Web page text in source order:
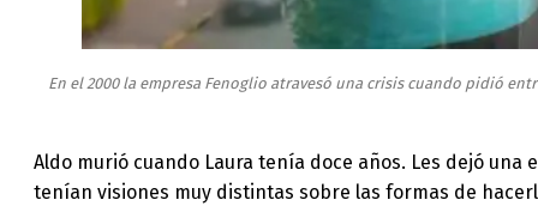
En el 2000 la empresa Fenoglio atravesó una crisis cuando pidió
Aldo murió cuando Laura tenía doce años. Les dejó
tenían visiones muy distintas sobre las formas de